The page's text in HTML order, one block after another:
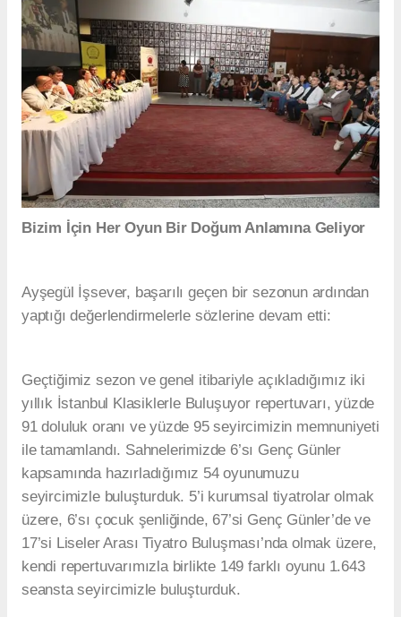
Bizim İçin Her Oyun Bir Doğum Anlamına Geliyor
Ayşegül İşsever, başarılı geçen bir sezonun ardından
yaptığı değerlendirmelerle sözlerine devam etti:
Geçtiğimiz sezon ve genel itibariyle açıkladığımız iki
yıllık İstanbul Klasiklerle Buluşuyor repertuvarı, yüzde
91 doluluk oranı ve yüzde 95 seyircimizin memnuniyeti
ile tamamlandı. Sahnelerimizde 6’sı Genç Günler
kapsamında hazırladığımız 54 oyunumuzu
seyircimizle buluşturduk. 5’i kurumsal tiyatrolar olmak
üzere, 6’sı çocuk şenliğinde, 67’si Genç Günler’de ve
17’si Liseler Arası Tiyatro Buluşması’nda olmak üzere,
kendi repertuvarımızla birlikte 149 farklı oyunu 1.643
seansta seyircimizle buluşturduk.